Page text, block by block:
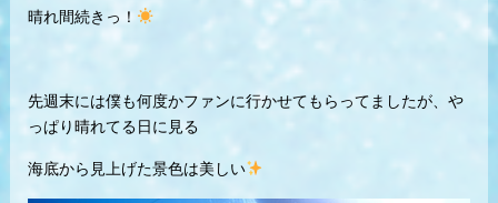
晴れ間続きっ！
先週末には僕も何度かファンに行かせてもらってましたが、や
っぱり晴れてる日に見る
海底から見上げた景色は美しい